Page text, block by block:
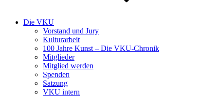
Die VKU
Vorstand und Jury
Kulturarbeit
100 Jahre Kunst – Die VKU-Chronik
Mitglieder
Mitglied werden
Spenden
Satzung
VKU intern